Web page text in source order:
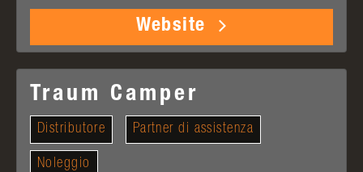
Website
Traum Camper
Distributore Partner di assistenza
Noleggio